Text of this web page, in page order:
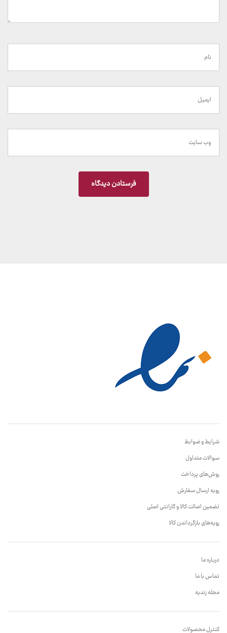
شرایط و ضوابط
سوالات متداول
روش‌های پرداخت
رویه ارسال سفارش
تضمین اصالت کالا و گارانتی اصلی
رویه‌های بازگرداندن کالا
درباره ما
تماس با ما
مجله زندیه
کنترل محصولات